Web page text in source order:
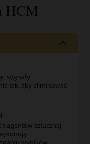
HCM
sygnały
tak, aby eliminować
agentów sztucznej